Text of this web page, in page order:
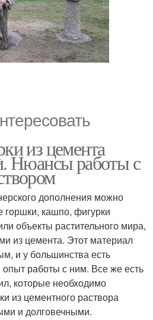
из цемента
Нюансы работы с
дополнения можно
горшки, кашпо, фигурки
объекты растительного мира,
из цемента. Этот материал
и у большинства есть
работы с ним. Все же есть
которые необходимо
из цементного раствора
и долговечными.